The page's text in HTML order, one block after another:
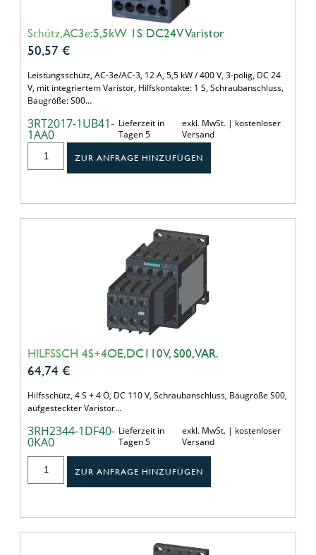
Schütz,AC3e:5,5kW 1S DC24V Varistor
50,57 €
Leistungsschütz, AC-3e/AC-3, 12 A, 5,5 kW / 400 V, 3-polig, DC 24
V, mit integriertem Varistor, Hilfskontakte: 1 S, Schraubanschluss,
Baugröße: S00…
3RT2017-1UB41-
1AA0
Lieferzeit in
Tagen 5
exkl. MwSt. | kostenloser
Versand
ZUR ANFRAGE HINZUFÜGEN
HILFSSCH 4S+4OE,DC110V, S00, VAR.
64,74 €
Hilfsschütz, 4 S + 4 Ö, DC 110 V, Schraubanschluss, Baugröße S00,
aufgesteckter Varistor…
3RH2344-1DF40-
0KA0
Lieferzeit in
Tagen 5
exkl. MwSt. | kostenloser
Versand
ZUR ANFRAGE HINZUFÜGEN